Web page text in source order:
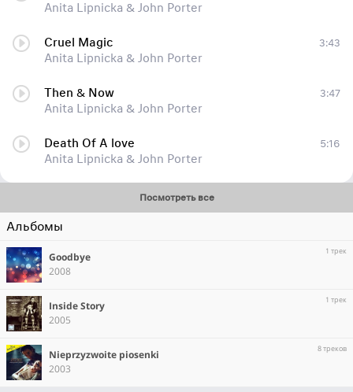
Anita Lipnicka & John Porter
Cruel Magic
Anita Lipnicka & John Porter
3:43
Then & Now
Anita Lipnicka & John Porter
3:47
Death Of A love
Anita Lipnicka & John Porter
5:16
Посмотреть все
Альбомы
Goodbye
2008
1 трек
Inside Story
2005
1 трек
Nieprzyzwoite piosenki
2003
8 треков